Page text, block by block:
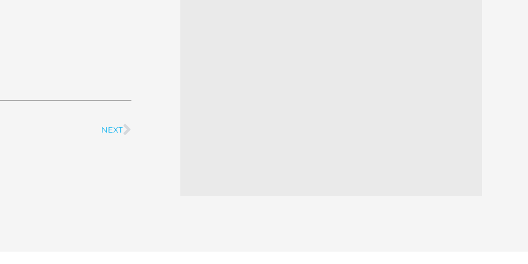
NEXTNext